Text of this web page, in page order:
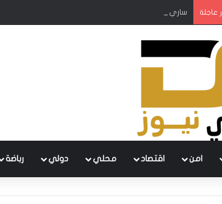
عاجلة ساري ومحافظ البنك المركزي يبحثان الوضع المالي
امن اقتصاد محلي دولي رباضة